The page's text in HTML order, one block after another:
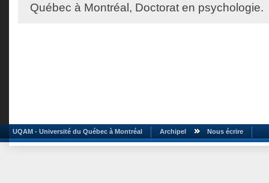
Québec à Montréal, Doctorat en psychologie.
UQAM - Université du Québec à Montréal Archipel Nous écrire